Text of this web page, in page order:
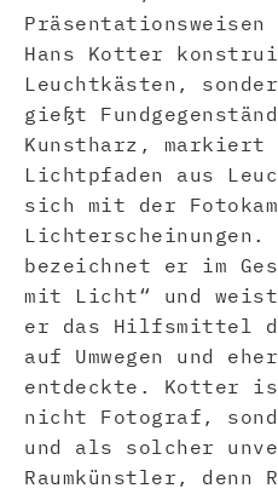
Hans Kotter
Leuchtkästen,
gießt
Kunstharz, markiert
Lichtpfaden aus
sich mit der
bezeichnet er im
mit Licht“ und
er das Hilfsmittel
auf Umwegen und
entdeckte. Kotter
nicht Fotograf,
und als solcher
Raumkünstler, denn